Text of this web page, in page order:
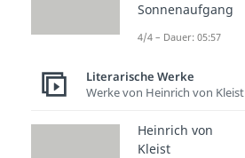
Sonnenaufgang
4/4 – Dauer: 05:57
Literarische Werke
Werke von Heinrich von Kleist
Heinrich von
Kleist